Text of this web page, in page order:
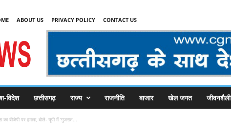
ABOUT US PRIVACY POLICY CONTACT US
विदेश छत्तीसगढ़ राज्य राजनीति बाजार खेल जगत जीवनशैली
बीजेपी पर हमला, बोले- यूपी में ‘गुजरात...